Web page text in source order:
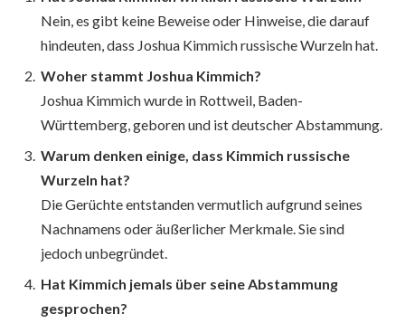
Nein, es gibt keine Beweise oder Hinweise, die darauf
hindeuten, dass Joshua Kimmich russische Wurzeln hat.
Woher stammt Joshua Kimmich?
Joshua Kimmich wurde in Rottweil, Baden-
Württemberg, geboren und ist deutscher Abstammung.
Warum denken einige, dass Kimmich russische
Wurzeln hat?
Die Gerüchte entstanden vermutlich aufgrund seines
Nachnamens oder äußerlicher Merkmale. Sie sind
jedoch unbegründet.
Hat Kimmich jemals über seine Abstammung
gesprochen?